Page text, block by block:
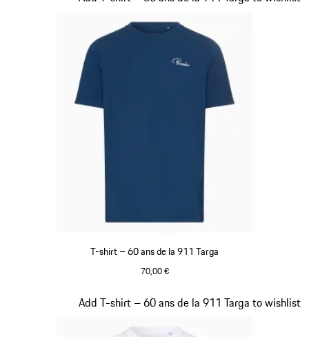
T-shirt – 60 ans de la 911 Targa
70,00 €
Add T-shirt – 60 ans de la 911 Targa to wishlist
Diapositive 14 sur 20